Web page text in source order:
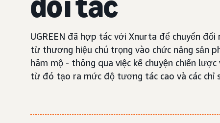
UGREEN đã hợp tác với Xnurta để chuyển
từ thương hiệu chú trọng vào chức năng sản
hâm mộ - thông qua việc kể chuyện chiến
từ đó tạo ra mức độ tương tác cao và các chỉ